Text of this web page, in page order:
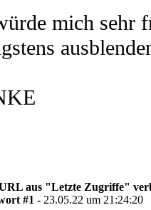
mich sehr
aus "Letzte Zugriffe"
#1 - 23.05.22 um 21:24:20